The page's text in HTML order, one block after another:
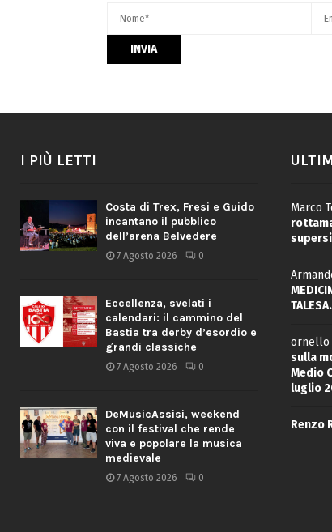
I PIÙ LETTI
Costa di Trex, Fresi e Guido
incantano il pubblico
dell’arena Belvedere
7 Agosto 2026 0
Eccellenza, svelati i
calendari: il cammino del
Bastia tra derby d’esordio e
grandi classiche
7 Agosto 2026 0
DeMusicAssisi, weekend
con il festival che rende
viva e popolare la musica
medievale
7 Agosto 2026 0
Marco
TALESA.
ornello
sulla
Medio
luglio
Renzo